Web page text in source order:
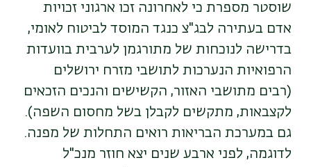
שוסטר מספרת כי לאחרונה זכו ארגוני זכויות
אדם בעתירה לבג"צ כנגד המוסד לביטוח לאומי,
בדרישה לנוכחות של מתורגמן לערבית בוועדות
הרפואיות הנערכות לתושבי מזרח ירושלים
(רבים מתושבי האזור, הקשישים והנכים הזכאים
לקצבאות, מתקשים לקבלן בשל מחסום השפה).
גם במערכת הבריאות רואים התחלות של מפנה.
לדוגמה, לפני ארבע שנים יצא חוזר מנכ"ל